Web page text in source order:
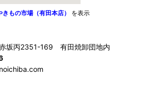
もの市場（有田本店） を表示
坂丙2351-169 有田焼卸団地内